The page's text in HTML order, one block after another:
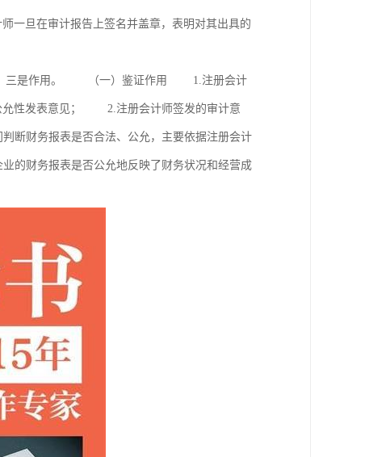
一旦在审计报告上签名并盖章，表明对其出具的
，三是作用。 （一）鉴证作用 1.注册会计
允性发表意见； 2.注册会计师签发的审计意
财务报表是否合法、公允，主要依据注册会计
财务报表是否公允地反映了财务状况和经营成